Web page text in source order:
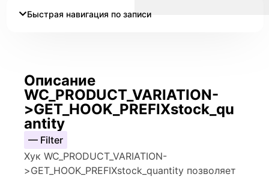
Быстрая навигация по записи
Описание
WC_PRODUCT_VARIATION-
>GET_HOOK_PREFIXstock_qu
antity
— Filter
Хук WC_PRODUCT_VARIATION-
>GET_HOOK_PREFIXstock_quantity позволяет